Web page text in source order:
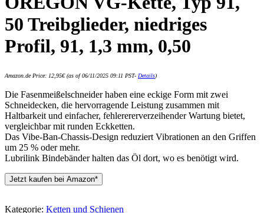
50 Treibglieder, niedriges
Profil, 91, 1,3 mm, 0,50
Amazon.de Price: 12,95€(as of 06/11/2025 09:11 PST- Details)
Die Fasenmeißelschneider haben eine eckige Form mit zwei
Schneidecken, die hervorragende Leistung zusammen mit
Haltbarkeit und einfacher, fehlerererverzeihender Wartung bietet,
vergleichbar mit runden Eckketten.
Das Vibe-Ban-Chassis-Design reduziert Vibrationen an den Griffen
um 25 % oder mehr.
Lubrilink Bindebänder halten das Öl dort, wo es benötigt wird.
Jetzt kaufen bei Amazon*
Kategorie: Ketten und Schienen